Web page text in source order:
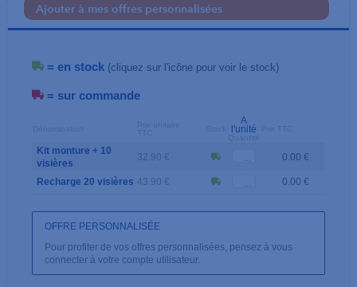
Ajouter à mes offres personnalisées
= en stock (cliquez sur l'icône pour voir le stock)
= sur commande
A
l'unité
Kit monture + 10
visières
32.90 € 0.00 €
Recharge 20 visières 43.90 € 0.00 €
OFFRE PERSONNALISÉE
Pour profiter de vos offres personnalisées, pensez à vous
connecter à votre compte utilisateur.